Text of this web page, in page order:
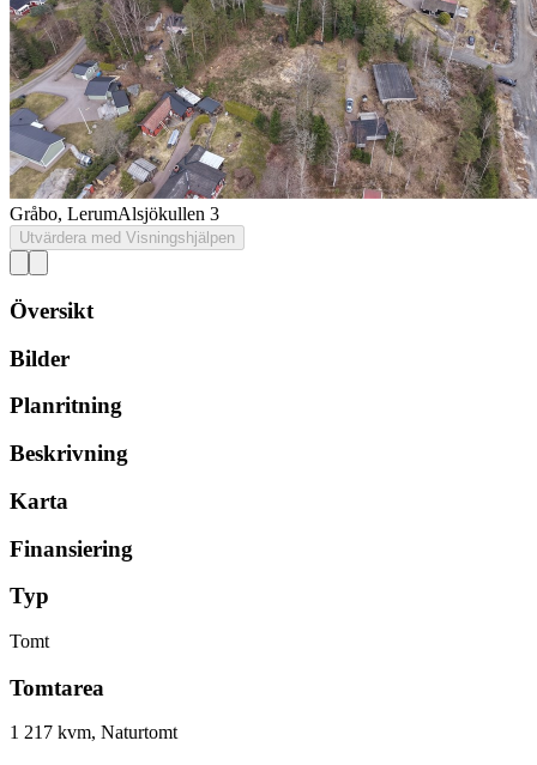
Gråbo, LerumAlsjökullen 3
Utvärdera med Visningshjälpen
Översikt
Bilder
Planritning
Beskrivning
Karta
Finansiering
Typ
Tomt
Tomtarea
1 217 kvm, Naturtomt